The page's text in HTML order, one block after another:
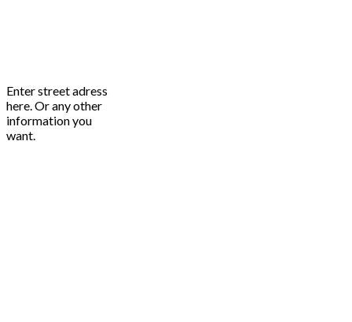
Enter street adress
here. Or any other
information you
want.